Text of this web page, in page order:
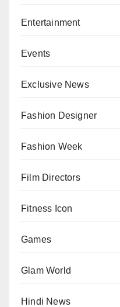
Entertainment
Events
Exclusive News
Fashion Designer
Fashion Week
Film Directors
Fitness Icon
Games
Glam World
Hindi News